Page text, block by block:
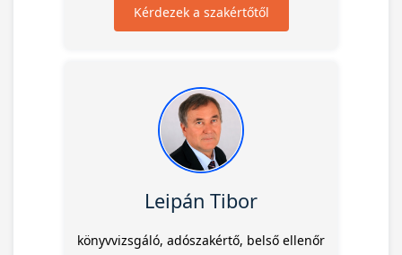
Kérdezek a szakértőtől
Leipán Tibor
könyvvizsgáló, adószakértő, belső ellenőr